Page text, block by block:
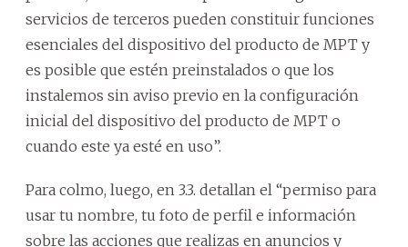
servicios de terceros pueden constituir funciones
esenciales del dispositivo del producto de MPT y
es posible que estén preinstalados o que los
instalemos sin aviso previo en la configuración
inicial del dispositivo del producto de MPT o
cuando este ya esté en uso”.
Para colmo, luego, en 3.3. detallan el “permiso para
usar tu nombre, tu foto de perfil e información
sobre las acciones que realizas en anuncios y